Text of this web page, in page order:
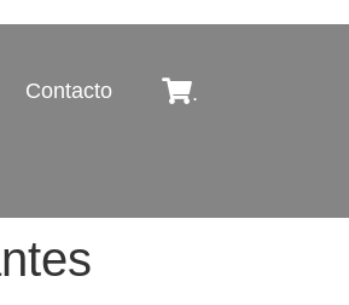
Contacto .